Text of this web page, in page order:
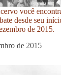
você
desde seu
de 2015.
de 2015